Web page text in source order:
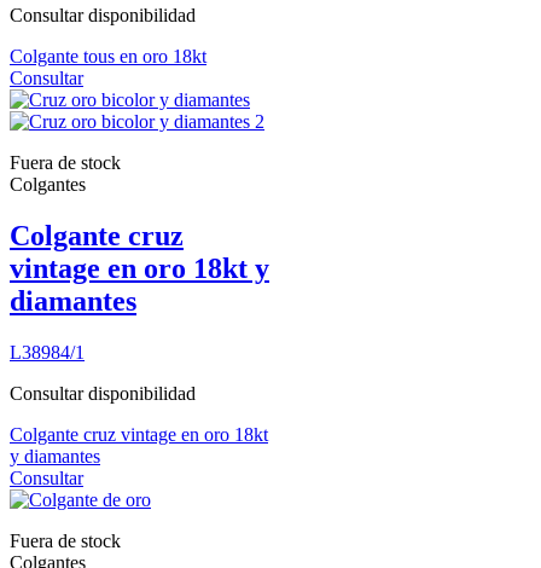
Consultar disponibilidad
Colgante tous en oro 18kt
Consultar
Fuera de stock
Colgantes
Colgante cruz
vintage en oro 18kt y
diamantes
L38984/1
Consultar disponibilidad
Colgante cruz vintage en oro 18kt
y diamantes
Consultar
Fuera de stock
Colgantes